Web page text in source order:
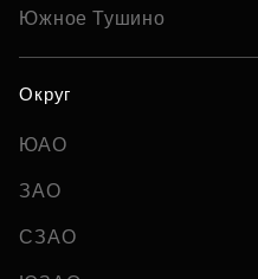
Южное Тушино
Округ
ЮАО
ЗАО
СЗАО